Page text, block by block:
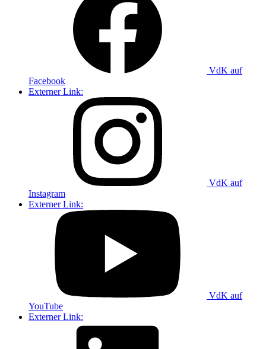
VdK auf
Facebook
Externer Link:
VdK auf
Instagram
Externer Link:
VdK auf
YouTube
Externer Link: